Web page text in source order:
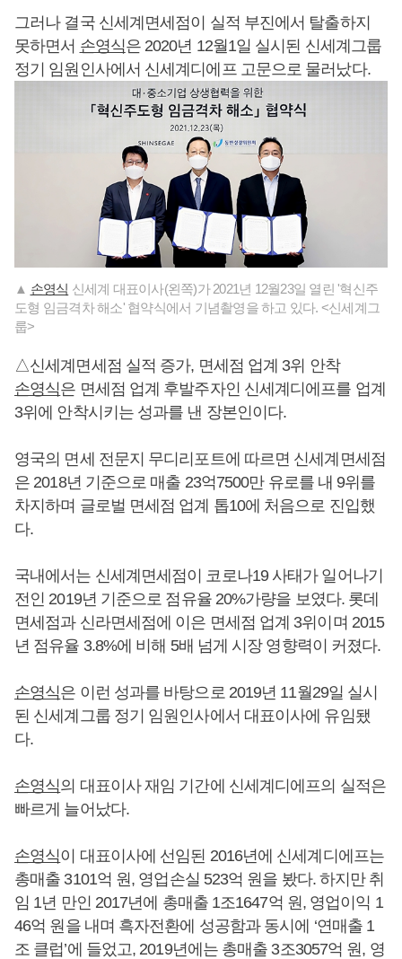
그러나 결국 신세계면세점이 실적 부진에서 탈출하지
못하면서 손영식은 2020년 12월1일 실시된 신세계그룹
정기 임원인사에서 신세계디에프 고문으로 물러났다.
▲ 손영식 신세계 대표이사(왼쪽)가 2021년 12월23일 열린 '혁신주
도형 임금격차 해소' 협약식에서 기념촬영을 하고 있다. <신세계그
룹>
△신세계면세점 실적 증가, 면세점 업계 3위 안착
손영식은 면세점 업계 후발주자인 신세계디에프를 업계
3위에 안착시키는 성과를 낸 장본인이다.
영국의 면세 전문지 무디리포트에 따르면 신세계면세점
은 2018년 기준으로 매출 23억7500만 유로를 내 9위를
차지하며 글로벌 면세점 업계 톱10에 처음으로 진입했
다.
국내에서는 신세계면세점이 코로나19 사태가 일어나기
전인 2019년 기준으로 점유율 20%가량을 보였다. 롯데
면세점과 신라면세점에 이은 면세점 업계 3위이며 2015
년 점유율 3.8%에 비해 5배 넘게 시장 영향력이 커졌다.
손영식은 이런 성과를 바탕으로 2019년 11월29일 실시
된 신세계그룹 정기 임원인사에서 대표이사에 유임됐
다.
손영식의 대표이사 재임 기간에 신세계디에프의 실적은
빠르게 늘어났다.
손영식이 대표이사에 선임된 2016년에 신세계디에프는
총매출 3101억 원, 영업손실 523억 원을 봤다. 하지만 취
임 1년 만인 2017년에 총매출 1조1647억 원, 영업이익 1
46억 원을 내며 흑자전환에 성공함과 동시에 ‘연매출 1
조 클럽’에 들었고, 2019년에는 총매출 3조3057억 원, 영